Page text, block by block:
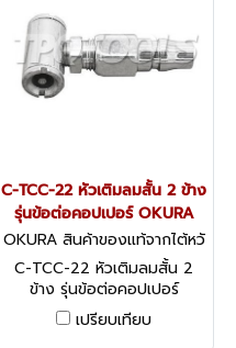
C-TCC-22 หัวเติมลมสั้น 2 ข้าง
รุ่นข้อต่อคอปเปอร์ OKURA
OKURA สินค้าของแท้จากไต้หวั
น C-TCC-22
C-TCC-22 หัวเติมลมสั้น 2
ข้าง รุ่นข้อต่อคอปเปอร์
OKURA
เปรียบเทียบ